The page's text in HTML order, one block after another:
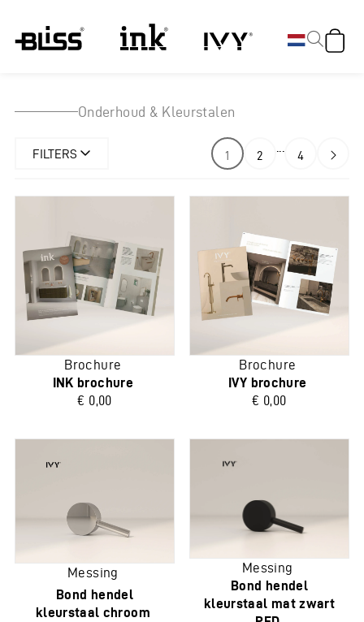
Onderhoud & Kleurstalen
FILTERS 1 2 4
Brochure
INK brochure
€ 0,00
Brochure
IVY brochure
€ 0,00
Messing
Bond hendel
kleurstaal chroom
Messing
Bond hendel
kleurstaal mat zwart